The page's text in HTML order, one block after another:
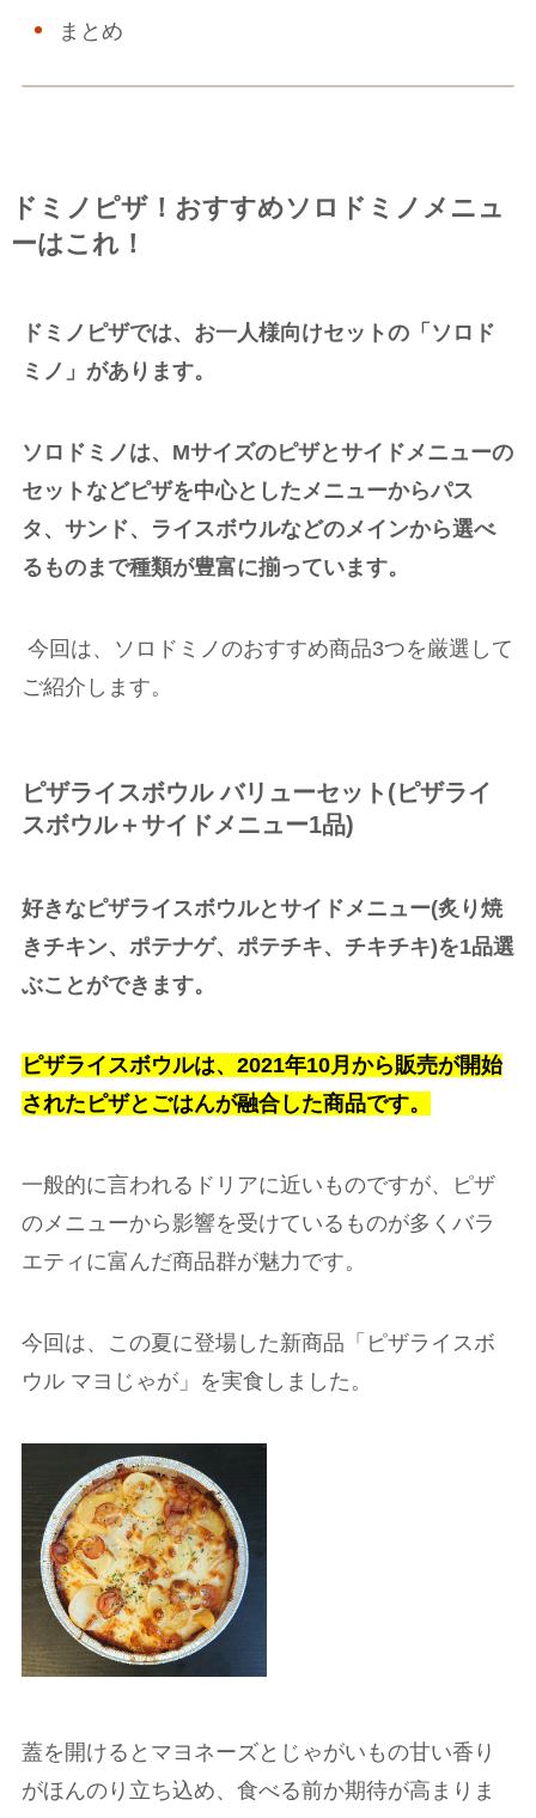
まとめ
ドミノピザ！おすすめソロドミノメニュ
ーはこれ！
ドミノピザでは、お一人様向けセットの「ソロド
ミノ」があります。
ソロドミノは、Mサイズのピザとサイドメニューの
セットなどピザを中心としたメニューからパス
タ、サンド、ライスボウルなどのメインから選べ
るものまで種類が豊富に揃っています。
今回は、ソロドミノのおすすめ商品3つを厳選して
ご紹介します。
ピザライスボウル バリューセット (ピザライ
スボウル＋サイドメニュー1品)
好きなピザライスボウルとサイドメニュー(炙り焼
きチキン、ポテナゲ、ポテチキ、チキチキ)を1品選
ぶことができます。
ピザライスボウルは、2021年10月から販売が開始
されたピザとごはんが融合した商品です。
一般的に言われるドリアに近いものですが、ピザ
のメニューから影響を受けているものが多くバラ
エティに富んだ商品群が魅力です。
今回は、この夏に登場した新商品「ピザライスボ
ウル マヨじゃが」を実食しました。
蓋を開けるとマヨネーズとじゃがいもの甘い香り
がほんのり立ち込め、食べる前か期待が高まりま